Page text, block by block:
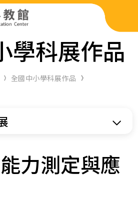
學科展作品
全國中小學科展作品
力測定與應